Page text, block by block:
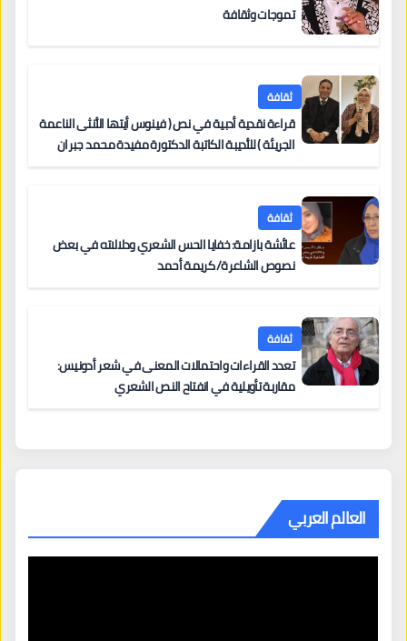
تموجات وثقافة
ثقافة
قراءة نقدية أدبية في نص ( فينوس أيتها الأنثى الناعمة
الجريئة ) للأديبة الكاتبة الدكتورة مفيدة محمد جبران
ثقافة
عائشة بازامة: خفايا الحس الشعري ودلالاته في بعض
نصوص الشاعرة/ كريمة أحمد
ثقافة
تعدد القراءات واحتمالات المعنى في شعر أدونيس:
مقاربة تأويلية في انفتاح النص الشعري
العالم العربي